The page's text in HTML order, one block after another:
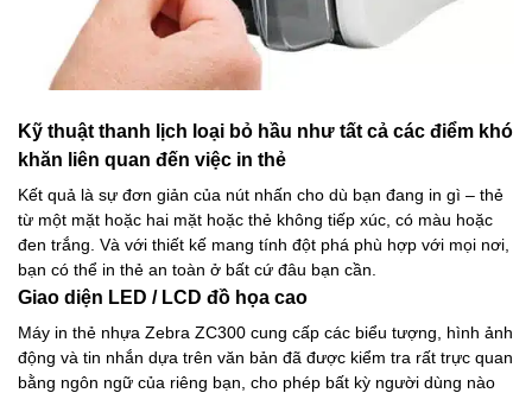
Kỹ thuật thanh lịch loại bỏ hầu như tất cả các điểm khó
khăn liên quan đến việc in thẻ
Kết quả là sự đơn giản của nút nhấn cho dù bạn đang in gì – thẻ
từ một mặt hoặc hai mặt hoặc thẻ không tiếp xúc, có màu hoặc
đen trắng. Và với thiết kế mang tính đột phá phù hợp với mọi nơi,
bạn có thể in thẻ an toàn ở bất cứ đâu bạn cần.
Giao diện LED / LCD đồ họa cao
Máy in thẻ nhựa Zebra ZC300 cung cấp các biểu tượng, hình ảnh
động và tin nhắn dựa trên văn bản đã được kiểm tra rất trực quan
bằng ngôn ngữ của riêng bạn, cho phép bất kỳ người dùng nào